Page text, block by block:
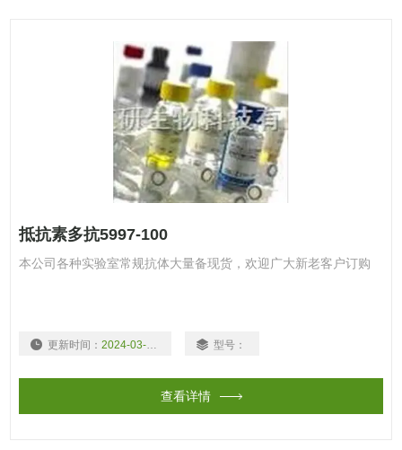
抵抗素多抗5997-100
本公司各种实验室常规抗体大量备现货，欢迎广大新老客户订购
更新时间： 2024-03-15 型号：
查看详情